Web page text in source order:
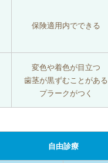
保険適用内でできる
変色や着色が目立つ
歯茎が黒ずむことがある
プラークがつく
自由診療